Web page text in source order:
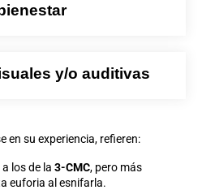
y/o auditivas
en su experiencia, refieren:
los de la 3-CMC, pero más
euforia al esnifarla.